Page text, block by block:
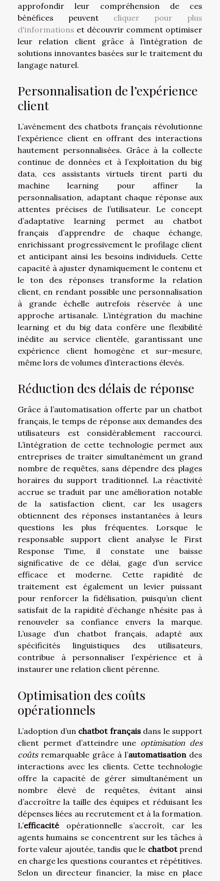
approfondir leur compréhension de ces
bénéfices peuvent cliquer pour plus
d'informations et découvrir comment optimiser
leur relation client grâce à l’intégration de
solutions innovantes basées sur le traitement du
langage naturel.
Personnalisation de l’expérience
client
L’avènement des chatbots français révolutionne
l’expérience client en offrant des interactions
hautement personnalisées. Grâce à la collecte
continue de données et à l’exploitation du big
data, ces assistants virtuels tirent parti du
machine learning pour affiner la
personnalisation, adaptant chaque réponse aux
attentes précises de l’utilisateur. Le concept
d’adaptative learning permet au chatbot
français d’apprendre de chaque échange,
enrichissant progressivement le profilage client
et anticipant ainsi les besoins individuels. Cette
capacité à ajuster dynamiquement le contenu et
le ton des réponses transforme la relation
client, en rendant possible une personnalisation
à grande échelle autrefois réservée à une
approche artisanale. L’intégration du machine
learning et du big data confère une flexibilité
inédite au service clientèle, garantissant une
expérience client homogène et sur-mesure,
même lors de volumes d’interactions élevés.
Réduction des délais de réponse
Grâce à l’automatisation offerte par un chatbot
français, le temps de réponse aux demandes des
utilisateurs est considérablement raccourci.
L’intégration de cette technologie permet aux
entreprises de traiter simultanément un grand
nombre de requêtes, sans dépendre des plages
horaires du support traditionnel. La réactivité
accrue se traduit par une amélioration notable
de la satisfaction client, car les usagers
obtiennent des réponses instantanées à leurs
questions les plus fréquentes. Lorsque le
responsable support client analyse le First
Response Time, il constate une baisse
significative de ce délai, gage d’un service
efficace et moderne. Cette rapidité de
traitement est également un levier puissant
pour renforcer la fidélisation, puisqu’un client
satisfait de la rapidité d’échange n’hésite pas à
renouveler sa confiance envers la marque.
L’usage d’un chatbot français, adapté aux
spécificités linguistiques des utilisateurs,
contribue à personnaliser l’expérience et à
instaurer une relation client pérenne.
Optimisation des coûts
opérationnels
L’adoption d’un chatbot françaisdans le support
client permet d’atteindre une optimisation des
coûtsremarquable grâce à l’automatisation des
interactions avec les clients. Cette technologie
offre la capacité de gérer simultanément un
nombre élevé de requêtes, évitant ainsi
d’accroître la taille des équipes et réduisant les
dépenses liées au recrutement et à la formation.
L’efficacitéopérationnelle s’accroît, car les
agents humains se concentrent sur les tâches à
forte valeur ajoutée, tandis que le chatbotprend
en charge les questions courantes et répétitives.
Selon un directeur financier, la mise en place